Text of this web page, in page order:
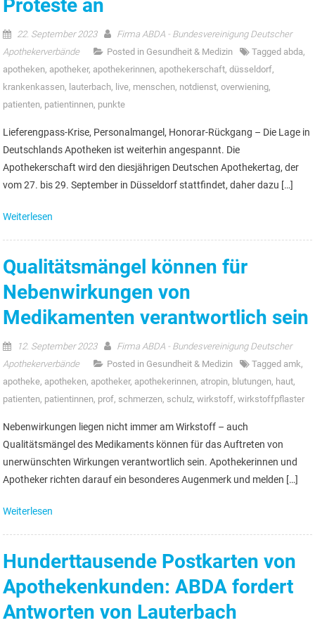
Proteste an
22. September 2023
Firma ABDA - Bundesvereinigung Deutscher
Apothekerverbände
Posted in Gesundheit & Medizin Tagged abda,
apotheken, apotheker, apothekerinnen, apothekerschaft,düsseldorf,
krankenkassen, lauterbach, live, menschen, notdienst,overwiening,
patienten, patientinnen, punkte
Lieferengpass-Krise, Personalmangel, Honorar-Rückgang – Die Lage in
Deutschlands Apotheken ist weiterhin angespannt. Die
Apothekerschaft wird den diesjährigen Deutschen Apothekertag, der
vom 27. bis 29. September in Düsseldorf stattfindet, daher dazu […]
Weiterlesen
Qualitätsmängel können für
Nebenwirkungen von
Medikamenten verantwortlich sein
12. September 2023
Firma ABDA - Bundesvereinigung Deutscher
Apothekerverbände
Posted in Gesundheit & Medizin Tagged amk,
apotheke, apotheken, apotheker, apothekerinnen, atropin, blutungen, haut,
patienten, patientinnen, prof, schmerzen, schulz,wirkstoff,wirkstoffpflaster
Nebenwirkungen liegen nicht immer am Wirkstoff – auch
Qualitätsmängel des Medikaments können für das Auftreten von
unerwünschten Wirkungen verantwortlich sein. Apothekerinnen und
Apotheker richten darauf ein besonderes Augenmerk und melden […]
Weiterlesen
Hunderttausende Postkarten von
Apothekenkunden: ABDA fordert
Antworten von Lauterbach